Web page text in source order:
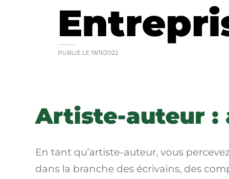
PUBLIÉ LE 19/11/2022
Artiste-auteur :
En tant qu’artiste-auteur, vous
dans la branche des écrivains, des